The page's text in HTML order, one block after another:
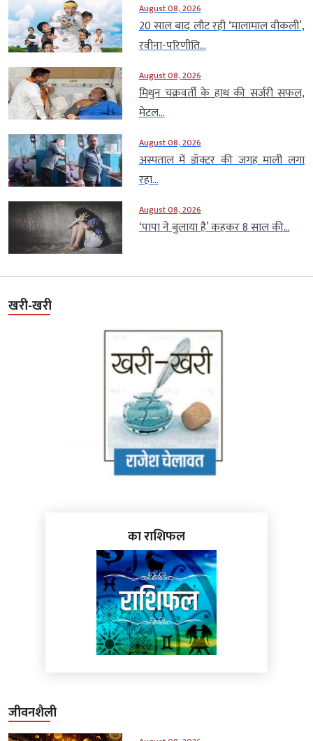
August 08, 2026
20 साल बाद लौट रही ‘मालामाल वीकली’,
रवीना-परिणीति...
August 08, 2026
मिथुन चक्रवर्ती के हाथ की सर्जरी सफल,
मेटल...
August 08, 2026
अस्पताल में डॉक्टर की जगह माली लगा
रहा...
August 08, 2026
‘पापा ने बुलाया है’ कहकर 8 साल की...
खरी-खरी
का राशिफल
जीवनशैली